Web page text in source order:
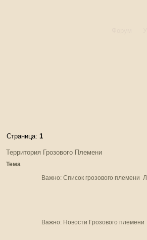
Территория Грозового Племени
Страница: 1
Тема
Важно: Список грозового племени
Важно: Новости Грозового племени